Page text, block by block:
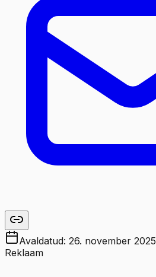
Avaldatud: 26. november 2025
Reklaam